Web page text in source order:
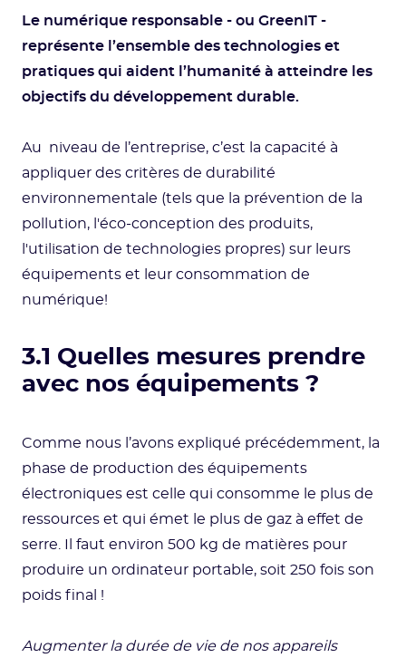
Le numérique responsable - ou GreenIT -
représente l’ensemble des technologies et
pratiques qui aident l’humanité à atteindre les
objectifs du développement durable.
Au niveau de l’entreprise, c’est la capacité à
appliquer des critères de durabilité
environnementale (tels que la prévention de la
pollution, l'éco-conception des produits,
l'utilisation de technologies propres) sur leurs
équipements et leur consommation de
numérique!
3.1 Quelles mesures prendre
avec nos équipements ?
Comme nous l’avons expliqué précédemment, la
phase de production des équipements
électroniques est celle qui consomme le plus de
ressources et qui émet le plus de gaz à effet de
serre. Il faut environ 500 kg de matières pour
produire un ordinateur portable, soit 250 fois son
poids final !
Augmenter la durée de vie de nos appareils